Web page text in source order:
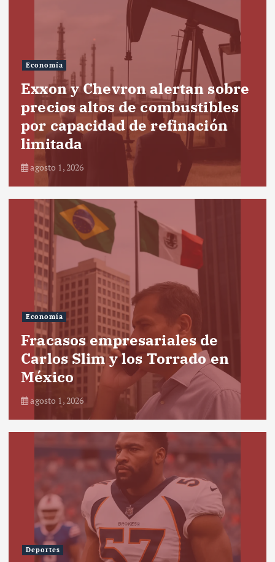
Economía
Exxon y Chevron alertan sobre
precios altos de combustibles
por capacidad de refinación
limitada
agosto 1, 2026
Economía
Fracasos empresariales de
Carlos Slim y los Torrado en
México
agosto 1, 2026
Deportes